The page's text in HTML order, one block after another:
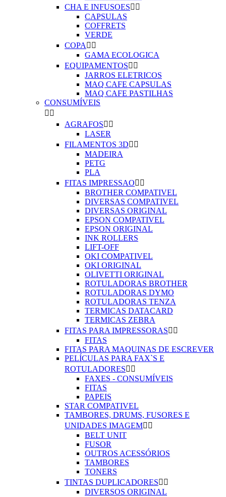
CHA E INFUSOES 
CAPSULAS
COFFRETS
VERDE
COPA  
GAMA ECOLOGICA
EQUIPAMENTOS 
JARROS ELETRICOS
MAQ CAFE CAPSULAS
MAQ CAFE PASTILHAS
CONSUMÍVEIS
 
AGRAFOS 
LASER
FILAMENTOS 3D 
MADEIRA
PETG
PLA
FITAS IMPRESSAO 
BROTHER COMPATIVEL
DIVERSAS COMPATIVEL
DIVERSAS ORIGINAL
EPSON COMPATIVEL
EPSON ORIGINAL
INK ROLLERS
LIFT-OFF
OKI COMPATIVEL
OKI ORIGINAL
OLIVETTI ORIGINAL
ROTULADORAS BROTHER
ROTULADORAS DYMO
ROTULADORAS TENZA
TERMICAS DATACARD
TERMICAS ZEBRA
FITAS PARA IMPRESSORAS 
FITAS
FITAS PARA MAQUINAS DE ESCREVER
PELÍCULAS PARA FAX`S E
ROTULADORES 
FAXES - CONSUMÍVEIS
FITAS
PAPEIS
STAR COMPATIVEL
TAMBORES, DRUMS, FUSORES E
UNIDADES IMAGEM 
BELT UNIT
FUSOR
OUTROS ACESSÓRIOS
TAMBORES
TONERS
TINTAS DUPLICADORES 
DIVERSOS ORIGINAL